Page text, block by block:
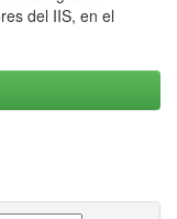
del IIS, en el